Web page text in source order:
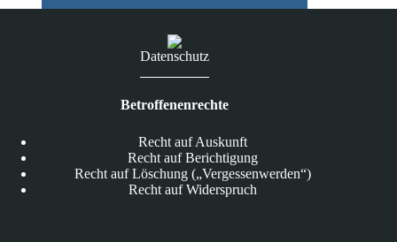
Datenschutz
Betroffenenrechte
Recht auf Auskunft
Recht auf Berichtigung
Recht auf Löschung („Vergessenwerden“)
Recht auf Widerspruch